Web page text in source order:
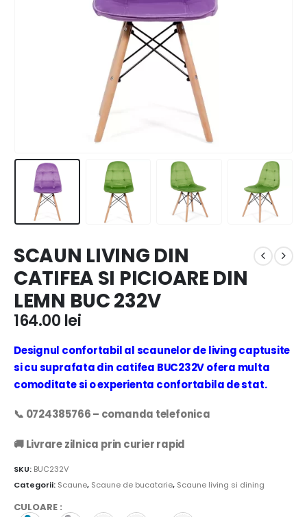
SCAUN LIVING DIN
CATIFEA SI PICIOARE DIN
LEMN BUC 232V
164.00 lei
Designul confortabil al scaunelor de living captusite
si cu suprafata din catifea BUC232V ofera multa
comoditate si o experienta confortabila de stat.
📞 0724385766 – comanda telefonica
🚚 Livrare zilnica prin curier rapid
SKU: BUC232V
Categorii: Scaune, Scaune de bucatarie, Scaune living si dining
CULOARE :